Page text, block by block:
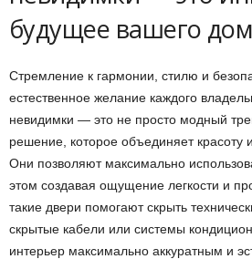
будущее вашего
Стремление к гармонии, стилю и
естественное желание каждого
невидимки — это не просто модный
решение, которое объединяет красоту
Они позволяют максимально
этом создавая ощущение легкости и
такие двери помогают скрыть
скрытые кабели или системы
интерьер максимально аккуратным и